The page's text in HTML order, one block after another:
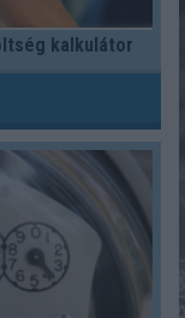
kalkulátor